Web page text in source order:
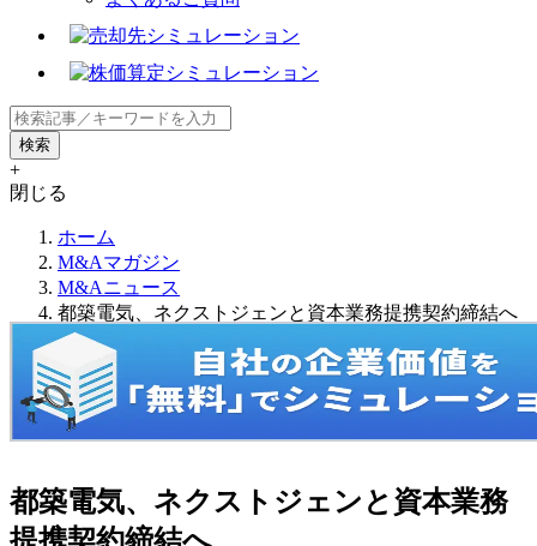
+
閉じる
ホーム
M&Aマガジン
M&Aニュース
都築電気、ネクストジェンと資本業務提携契約締結へ
都築電気、ネクストジェンと資本業務